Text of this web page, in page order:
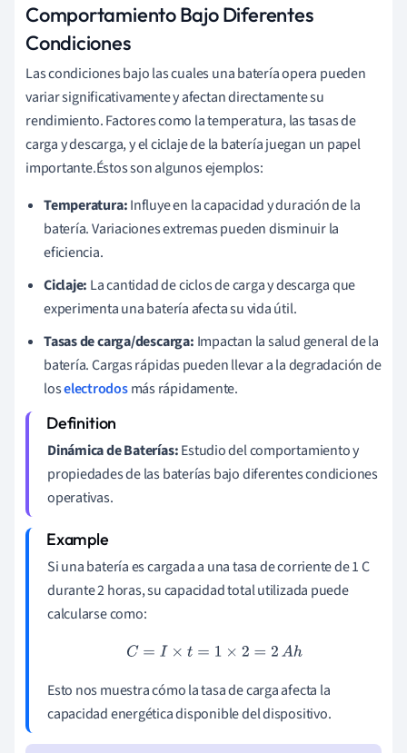
Comportamiento Bajo Diferentes
Condiciones
Las condiciones bajo las cuales una batería opera pueden
variar significativamente y afectan directamente su
rendimiento. Factores como la temperatura, las tasas de
carga y descarga, y el ciclaje de la batería juegan un papel
importante.Éstos son algunos ejemplos:
Temperatura:Influye en la capacidad y duración de la
batería. Variaciones extremas pueden disminuir la
eficiencia.
Ciclaje: La cantidad de ciclos de carga y descarga que
experimenta una batería afecta su vida útil.
Tasas de carga/descarga: Impactan la salud general de la
batería. Cargas rápidas pueden llevar a la degradación de
loselectrodosmás rápidamente.
Dinámica de Baterías:Estudio del comportamiento y
propiedades de las baterías bajo diferentes condiciones
operativas.
Si una batería es cargada a una tasa de corriente de 1 C
durante 2 horas, su capacidad total utilizada puede
calcularse como:
C= I× t=1 ×2=2A h
Esto nos muestra cómo la tasa de carga afecta la
capacidad energética disponible del dispositivo.